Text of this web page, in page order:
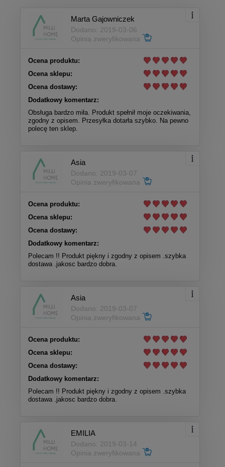
Marta Gajowniczek
Dodano: 2019-03-06
Opinia zweryfikowana
Ocena produktu:
Ocena sklepu:
Ocena dostawy:
Dodatkowy komentarz:
Obsługa bardzo miła. Produkt spełnił moje oczekiwania,
zgodny z opisem. Przesyłka dotarła szybko. Na pewno
polecę ten sklep.
Asia
Dodano: 2019-03-07
Opinia zweryfikowana
Ocena produktu:
Ocena sklepu:
Ocena dostawy:
Dodatkowy komentarz:
Polecam !! Produkt piękny i zgodny z opisem .szybka
dostawa .jakosc bardzo dobra.
Asia
Dodano: 2019-03-07
Opinia zweryfikowana
Ocena produktu:
Ocena sklepu:
Ocena dostawy:
Dodatkowy komentarz:
Polecam !! Produkt piękny i zgodny z opisem .szybka
dostawa .jakosc bardzo dobra.
EMILIA
Dodano: 2019-03-14
Opinia zweryfikowana